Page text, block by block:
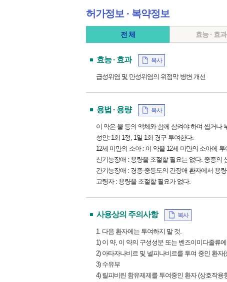
허가정보 ∙ 복약정보
전 체 효능 · 효과
효능 · 효과 복사
급성위염 및 만성위염의 위점막 병변 개선
용법 · 용량 복사
이 약은 물 등의 액체와 함께 삼켜야 하며 씹거나
성인: 1회 1정, 1일 1회 경구 투여한다.
12세 미만의 소아 : 이 약을 12세 미만의 소아에
신기능장애 : 용량을 조절할 필요는 없다. 중증의
간기능장애 : 경증‑중등도의 간장애 환자에서 용
고령자 : 용량을 조절할 필요가 없다.
사용상의 주의사항 복사
1. 다음 환자에는 투여하지 말 것.
1) 이 약, 이 약의 구성성분 또는 벤즈이미다졸류
2) 아타자나비르 및 넬피나비르를 투여 중인 환자
3) 수유부
4) 릴피비린 함유제제를 투여중인 환자 (상호작용